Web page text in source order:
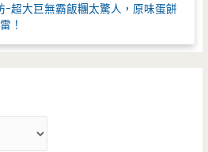
超大巨無霸飯糰太驚人，原味蛋餅
！